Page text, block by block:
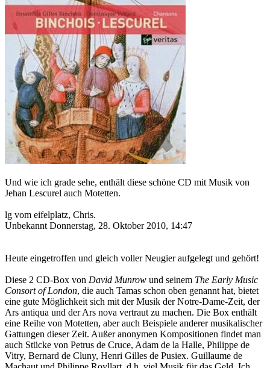
Und wie ich grade sehe, enthält diese schöne CD mit Musik von
Jehan Lescurel auch Motetten.
lg vom eifelplatz, Chris.
Unbekannt Donnerstag, 28. Oktober 2010, 14:47
Heute eingetroffen und gleich voller Neugier aufgelegt und gehört!
Diese 2 CD-Box von David Munrow und seinem The Early Music
Consort of London, die auch Tamas schon oben genannt hat, bietet
eine gute Möglichkeit sich mit der Musik der Notre-Dame-Zeit, der
Ars antiqua und der Ars nova vertraut zu machen. Die Box enthält
eine Reihe von Motetten, aber auch Beispiele anderer musikalischer
Gattungen dieser Zeit. Außer anonymen Kompositionen findet man
auch Stücke von Petrus de Cruce, Adam de la Halle, Philippe de
Vitry, Bernard de Cluny, Henri Gilles de Pusiex. Guillaume de